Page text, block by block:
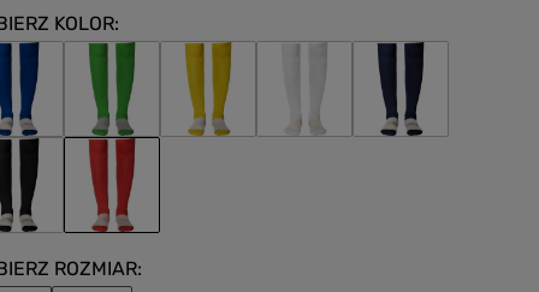
KOLOR
ROZMIAR